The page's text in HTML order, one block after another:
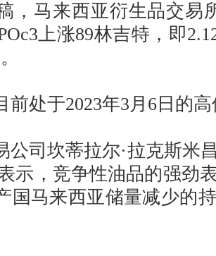
马来西亚衍生品交易
上涨89林吉特，即
处于2023年3月6日的高
司坎蒂拉尔·拉克斯米
示，竞争性油品的强劲
国马来西亚储量减少的